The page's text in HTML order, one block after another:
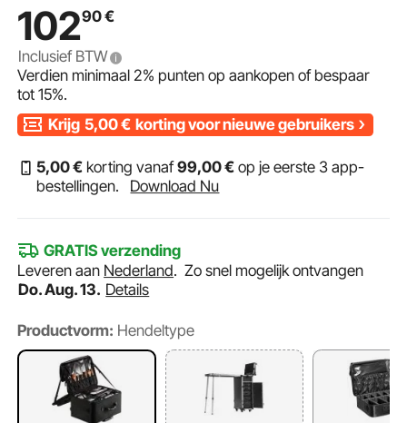
10290€
Inclusief BTW
Verdien minimaal2% punten op aankopen of bespaar
tot15%.
Krijg 5,00€ korting voor nieuwe gebruikers
5,00€ korting vanaf99,00€ op je eerste 3 app-
bestellingen.
Download Nu
GRATIS verzending
Leveren aan Nederland.Zo snel mogelijk ontvangen
Do. Aug. 13. Details
Productvorm: Hendeltype